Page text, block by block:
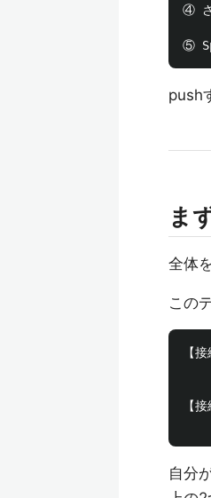
④ さ
push
ま
全体
この
【
【
自分